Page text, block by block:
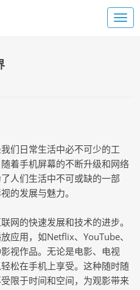
们日常生活中必不可少的工
着手机屏幕的不断升级和网络
人们生活中不可或缺的一部
的发展与魅力。
网的快速发展和技术的进步。
应用，如Netflix、YouTube、
视作品。无论是电影、电视
松在手机上享受。这种随时随
限于时间和空间，为观影带来